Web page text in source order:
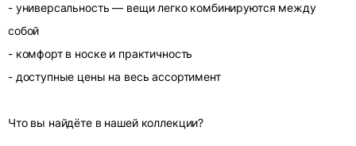
- универсальность — вещи легко комбинируются между
собой
- комфорт в носке и практичность
- доступные цены на весь ассортимент
Что вы найдёте в нашей коллекции?